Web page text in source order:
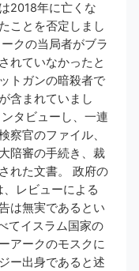
2018年に亡くな
ことを否定しまし
クの当局者がブラ
れていなかったと
トガンの暗殺者で
含まれていまし
タビューし、一連
察官のファイル、
陪審の手続き、裁
れた文書。 政府の
レビューによる
は無実であるとい
てイスラム国家の
アークのモスクに
ー出身であると述